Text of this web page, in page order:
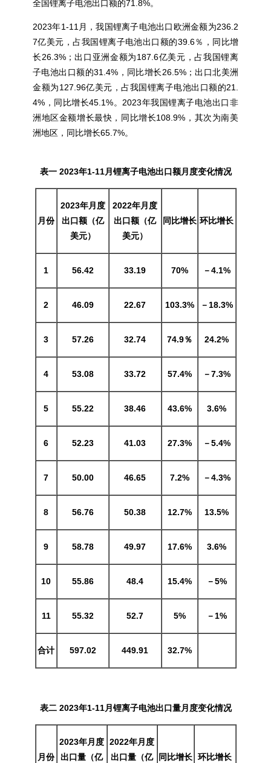
全国锂离子电池出口额的71.8%。
2023年1-11月，我国锂离子电池出口欧洲金额为236.2
7亿美元，占我国锂离子电池出口额的39.6％，同比增
长26.3%；出口亚洲金额为187.6亿美元，占我国锂离
子电池出口额的31.4%，同比增长26.5%；出口北美洲
金额为127.96亿美元，占我国锂离子电池出口额的21.
4%，同比增长45.1%。2023年我国锂离子电池出口非
洲地区金额增长最快，同比增长108.9%，其次为南美
洲地区，同比增长65.7%。
表一 2023年1-11月锂离子电池出口额月度变化情况
月份
2023年月度
出口额（亿
美元）
2022年月度
出口额（亿
美元）
同比增长 环比增长
1 56.42 33.19 70% －4.1%
2 46.09 22.67 103.3% －18.3%
3 57.26 32.74 74.9％ 24.2%
4 53.08 33.72 57.4% －7.3%
5 55.22 38.46 43.6% 3.6%
6 52.23 41.03 27.3% －5.4%
7 50.00 46.65 7.2% －4.3%
8 56.76 50.38 12.7% 13.5%
9 58.78 49.97 17.6% 3.6%
10 55.86 48.4 15.4% －5%
11 55.32 52.7 5% －1%
合计 597.02 449.91 32.7%
表二 2023年1-11月锂离子电池出口量月度变化情况
月份
2023年月度
出口量（亿
2022年月度
出口量（亿
同比增长 环比增长